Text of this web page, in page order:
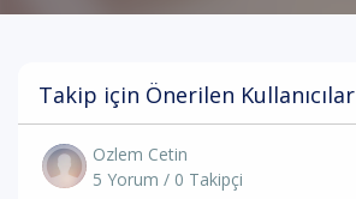
Takip için Önerilen Kullanıcılar
Ozlem Cetin
5 Yorum / 0 Takipçi